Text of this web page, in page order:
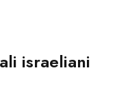
israeliani